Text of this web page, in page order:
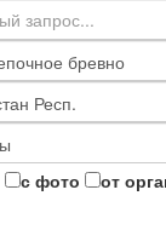
с фото от